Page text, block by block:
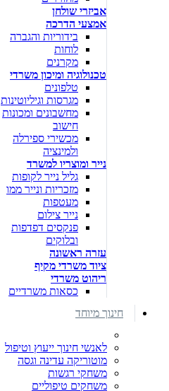
אביזרי שולחן
אמצעי הדרכה
בידוריות והגברה
לוחות
מקרנים
טכנולוגיה ומיכון משרדי
טלפונים
מגרסות וגיליוטינות
מחשבונים ומכונות
חישוב
מכשירי ספירלה
ולמינציה
נייר ומוצריו למשרד
גליל נייר לקופות
מזכריות ונייר ממו
מעטפות
נייר צילום
פנקסים דפדפות
ובלוקים
עזרה ראשונה
ציוד משרדי מקיף
ריהוט משרדי
כסאות משרדיים
חינוך מיוחד
לאנשי חינוך ייעוץ וטיפול
מוטוריקה עדינה וגסה
משחקי רגשות
משחקים טיפוליים